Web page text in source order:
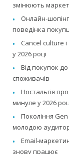
змінюють
Онлайн-
поведінка
Cancel culture
у 2026 році
Від покупок
споживачів
Ностальгія
минуле у 2026
Покоління
молодою
Email-
знову працює